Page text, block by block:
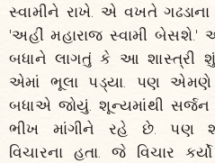
સ્વામીને રાખે. એ વખતે
'અહીં મહારાજ સ્વામી બેસશે.'
બધાને લાગતું કે આ શાસ્ત્રી
એમાં ભૂલા પડ્યા. પણ
બધાએ જોયું. શૂન્યમાંથી
ભીખ માંગીને રહે છે. પણ
વિચારના હતા. જે વિચાર